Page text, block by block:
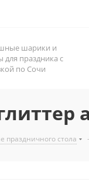
шарики и
для праздника с
по Сочи
праздничного стола -